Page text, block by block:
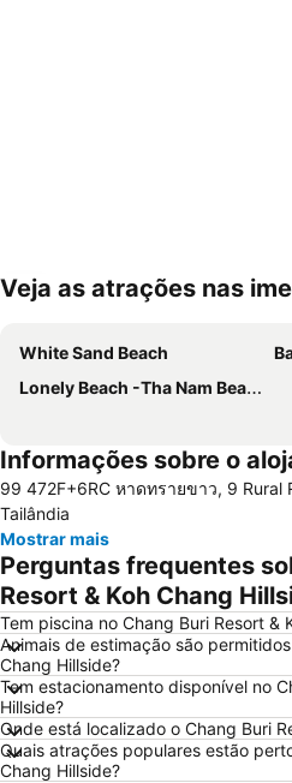
Ampliar mapa
Veja as atrações nas
White Sand Beach
Lonely Beach -Tha Nam Beach
Informações sobre o
99 472F+6RC หาดทรายขาว, 9 Rural
Tailândia
Mostrar mais
Perguntas frequentes
Resort & Koh Chang
Tem piscina no Chang Buri Resort &
Animais de estimação são
Chang Hillside?
Tem estacionamento disponível no
Hillside?
Onde está localizado o Chang Buri
Quais atrações populares estão
Chang Hillside?